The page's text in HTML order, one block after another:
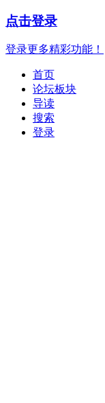
点击登录
登录更多精彩功能！
首页
论坛板块
导读
搜索
登录